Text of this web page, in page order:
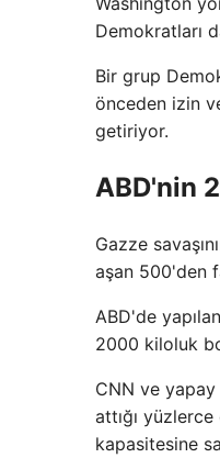
Demokratları
Bir grup
önceden izin
getiriyor.
ABD'nin
Gazze
aşan 500'den
ABD'de
2000 kiloluk
CNN ve
attığı
kapasitesine